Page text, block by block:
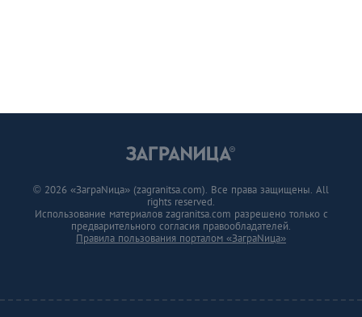
© 2026 «ЗаграNица» (zagranitsa.com). Все права защищены. All
rights reserved.
Использование материалов zagranitsa.com разрешено только с
предварительного согласия правообладателей.
Правила пользования порталом «ЗаграNица»